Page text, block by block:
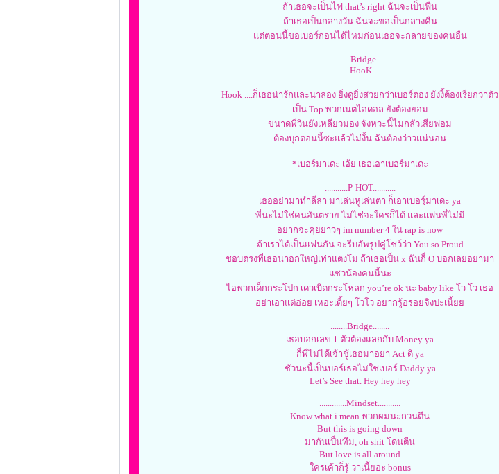
ถ้าเธอจะเป็นไฟ that’s right ฉันจะเป็นฟืน
ถ้าเธอเป็นกลางวัน ฉันจะขอเป็นกลางคืน
แต่ตอนนี้ขอเบอร์ก่อนได้ไหมก่อนเธอจะกลายของคนอื่น
........Bridge ....
....... HooK.......
Hook ....ก็เธอน่ารักและน่าลอง ยิ่งดูยิ่งสวยกว่าเบอร์ตอง ยังงี้ต้องเรียกว่าตัว
เป็น Top พวกเนตไอดอล ยังต้องยอม
ขนาดพี่วินยังเหลียวมอง จังหวะนี้ไม่กลัวเสียฟอม
ต้องบุกตอนนี้ซะแล้วไม่งั้น ฉันต้องว่าวแน่นอน
*เบอร์มาเดะ เอ้ย เธอเอาเบอร์มาเดะ
...........P-HOT...........
เธออย่ามาทำลีลา มาเล่นหูเล่นตา ก็เอาเบอรฺ์มาเดะ ya
พี่นะไม่ใช่คนอันตราย ไม่ไช่จะใครก็ได้ และแฟนพี่ไม่มี
อยากจะคุยยาวๆ im number 4 ใน rap is now
ถ้าเราได้เป็นแฟนกัน จะรีบอัพรูปคู่โชว์ว่า You so Proud
ชอบตรงที่เธอน่าอกใหญ่เท่าแตงโม ถ้าเธอเป็น x ฉันก็ O บอกเลยอย่ามา
แซวน้องคนนี้นะ
ไอพวกเด็กกระโปก เดวเบิดกระโหลก you’re ok นะ baby like โว โว เธอ
อย่าเอาแต่อ่อย เหอะเดี้ยๆ โวโว อยากรู้อร่อยจิงปะเนี้ยย
........Bridge........
เธอบอกเลข 1 ตัวต้องแลกกับ Money ya
ก็พี่ไม่ได้เจ้าชู้เธอมาอย่า Act ดิ ya
ชัวนะนี้เป็นบอร์เธอไม่ใช่เบอร์ Daddy ya
Let’s See that. Hey hey hey
.............Mindset...........
Know what i mean พวกผมนะกวนตีน
But this is going down
มากันเป็นทีม, oh shit โดนตีน
But love is all around
ใครเค้าก็รู้ ว่าเนี้ยอะ bonus